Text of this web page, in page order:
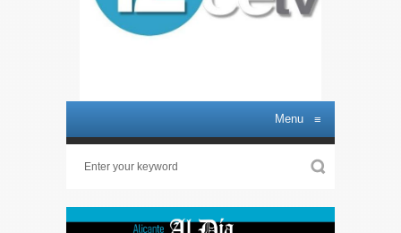
Menu ≡